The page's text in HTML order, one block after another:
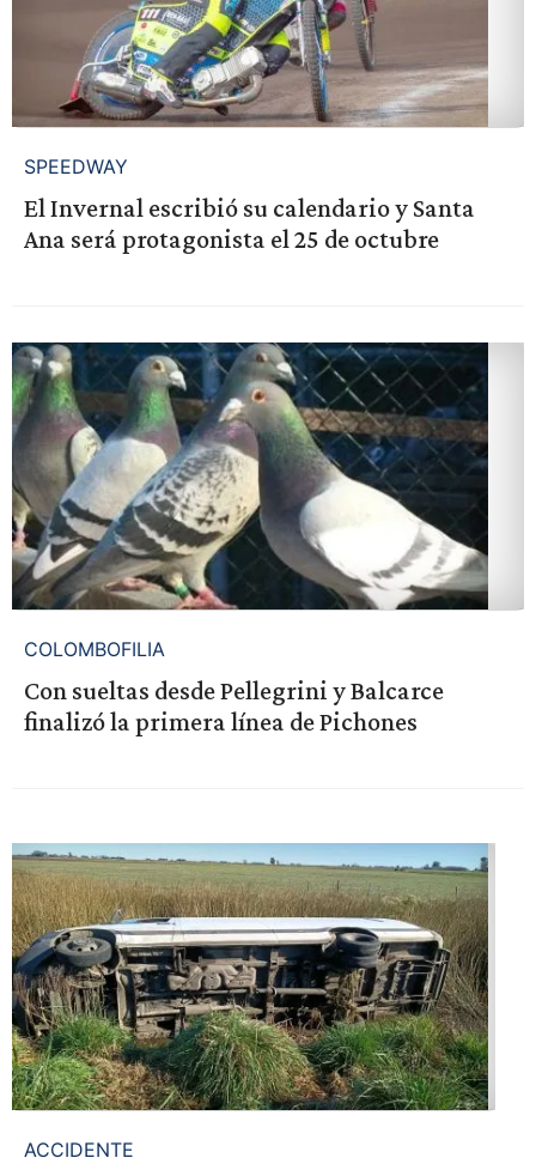
SPEEDWAY
El Invernal escribió su calendario y Santa
Ana será protagonista el 25 de octubre
COLOMBOFILIA
Con sueltas desde Pellegrini y Balcarce
finalizó la primera línea de Pichones
ACCIDENTE